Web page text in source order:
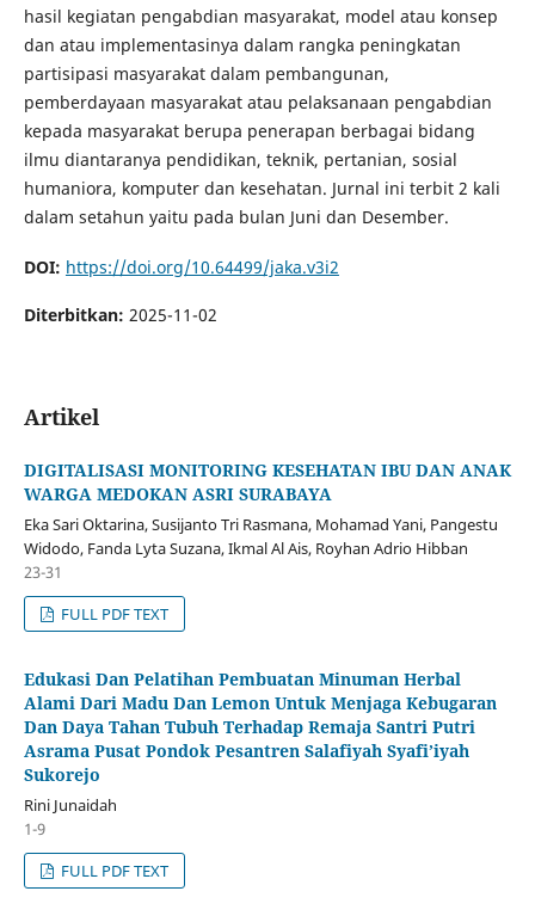
hasil kegiatan pengabdian masyarakat, model atau konsep
dan atau implementasinya dalam rangka peningkatan
partisipasi masyarakat dalam pembangunan,
pemberdayaan masyarakat atau pelaksanaan pengabdian
kepada masyarakat berupa penerapan berbagai bidang
ilmu diantaranya pendidikan, teknik, pertanian, sosial
humaniora, komputer dan kesehatan. Jurnal ini terbit 2 kali
dalam setahun yaitu pada bulan Juni dan Desember.
DOI: https://doi.org/10.64499/jaka.v3i2
Diterbitkan: 2025-11-02
Artikel
DIGITALISASI MONITORING KESEHATAN IBU DAN ANAK
WARGA MEDOKAN ASRI SURABAYA
Eka Sari Oktarina, Susijanto Tri Rasmana, Mohamad Yani, Pangestu
Widodo, Fanda Lyta Suzana, Ikmal Al Ais, Royhan Adrio Hibban
23-31
FULL PDF TEXT
Edukasi Dan Pelatihan Pembuatan Minuman Herbal
Alami Dari Madu Dan Lemon Untuk Menjaga Kebugaran
Dan Daya Tahan Tubuh Terhadap Remaja Santri Putri
Asrama Pusat Pondok Pesantren Salafiyah Syafi’iyah
Sukorejo
Rini Junaidah
1-9
FULL PDF TEXT